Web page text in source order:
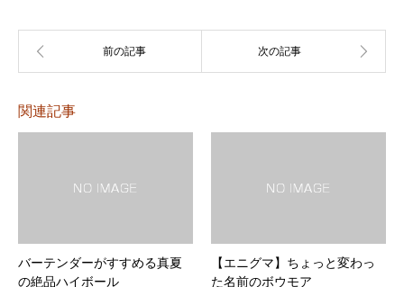
関連記事
バーテンダーがすすめる真夏
の絶品ハイボール
【エニグマ】ちょっと変わっ
た名前のボウモア